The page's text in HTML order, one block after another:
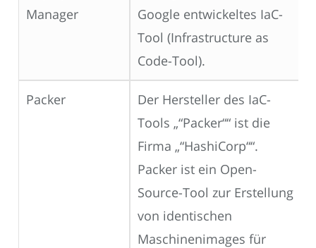
Manager
Google entwickeltes IaC-
Tool (Infrastructure as
Code-Tool).
Packer
Der Hersteller des IaC-
Tools „“Packer““ ist die
Firma „“HashiCorp““.
Packer ist ein Open-
Source-Tool zur Erstellung
von identischen
Maschinenimages für